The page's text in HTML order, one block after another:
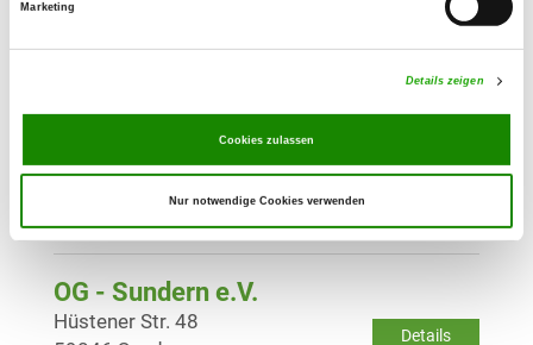
Marketing
Details zeigen
Cookies zulassen
Nur notwendige Cookies verwenden
OG - Netphen, Krs. Siegen
Zur Ehreneiche
OG - Plettenberg e.V.
OG - Sundern e.V.
Details
Hüstener Str. 48